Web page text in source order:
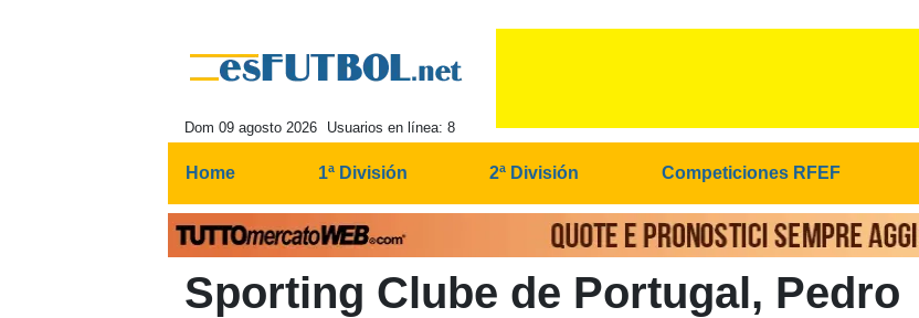
Dom 09 agosto 2026 Usuarios en línea: 8
Home 1ª División 2ª División Competiciones RFEF
Sporting Clube de Portugal, Pedro